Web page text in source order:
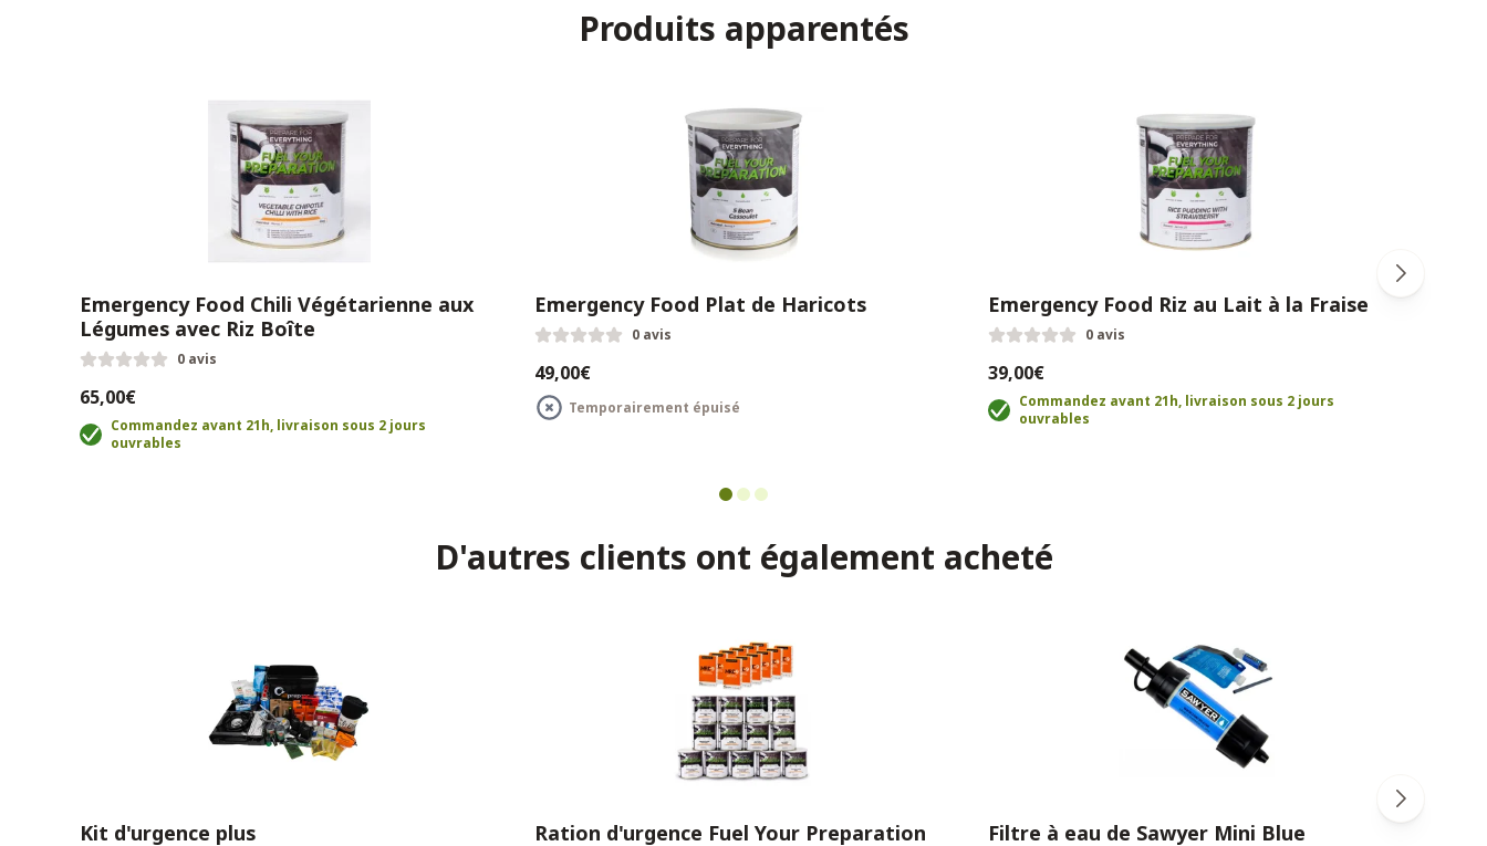
Produits apparentés
Emergency Food Chili Végétarienne aux
Légumes avec Riz Boîte
0 avis
65,00€
Commandez avant 21h, livraison sous 2 jours
ouvrables
Emergency Food Plat de Haricots
0 avis
49,00€
Temporairement épuisé
Emergency Food Riz au Lait à la Fraise
0 avis
39,00€
Commandez avant 21h, livraison sous 2 jours
ouvrables
D'autres clients ont également acheté
Kit d'urgence plus
Ration d'urgence Fuel Your Preparation
Filtre à eau de Sawyer Mini Blue